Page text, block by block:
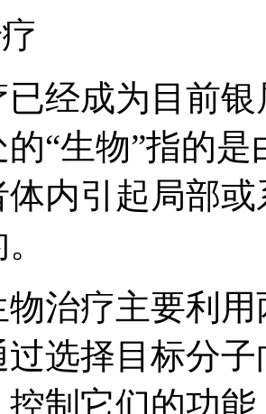
经成为目前
“生物”指的
体内引起局部
物治疗主要利
过选择目标分
控制它们的功